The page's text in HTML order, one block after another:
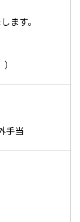
ます。
手当